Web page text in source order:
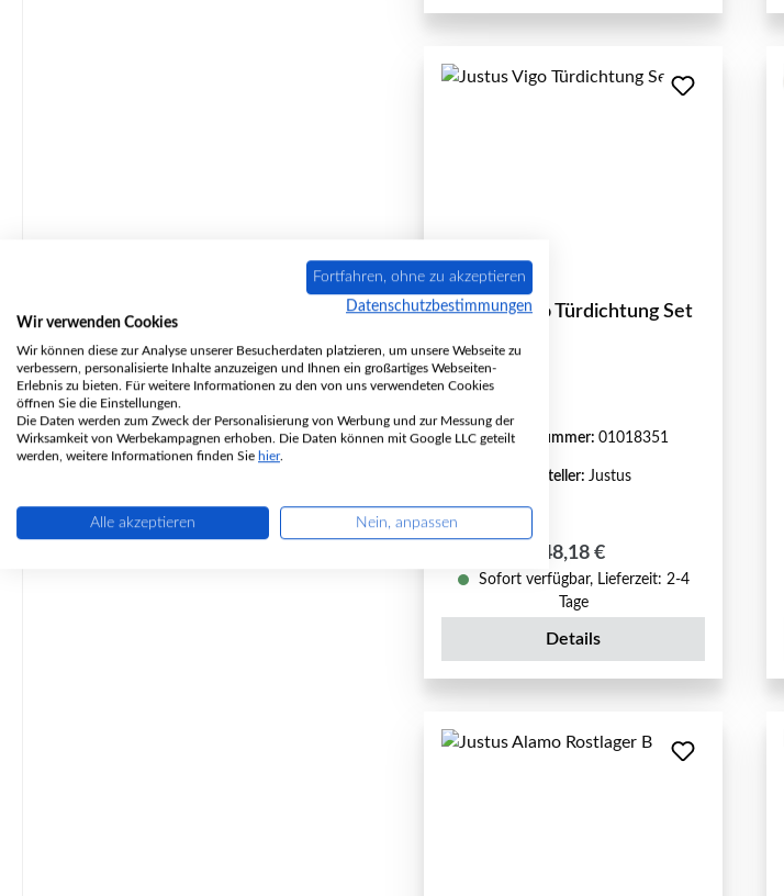
Justus Vigo Türdichtung Set
Produktnummer: 01018351
Hersteller: Justus
Regulärer Preis:
48,18 €
Sofort verfügbar, Lieferzeit: 2-4
Tage
Details
Fortfahren, ohne zu akzeptieren
Datenschutzbestimmungen
Wir verwenden Cookies
Wir können diese zur Analyse unserer Besucherdaten platzieren, um unsere Webseite zu
verbessern, personalisierte Inhalte anzuzeigen und Ihnen ein großartiges Webseiten-
Erlebnis zu bieten. Für weitere Informationen zu den von uns verwendeten Cookies
öffnen Sie die Einstellungen.
Die Daten werden zum Zweck der Personalisierung von Werbung und zur Messung der
Wirksamkeit von Werbekampagnen erhoben. Die Daten können mit Google LLC geteilt
werden, weitere Informationen finden Sie hier.
Alle akzeptieren Nein, anpassen